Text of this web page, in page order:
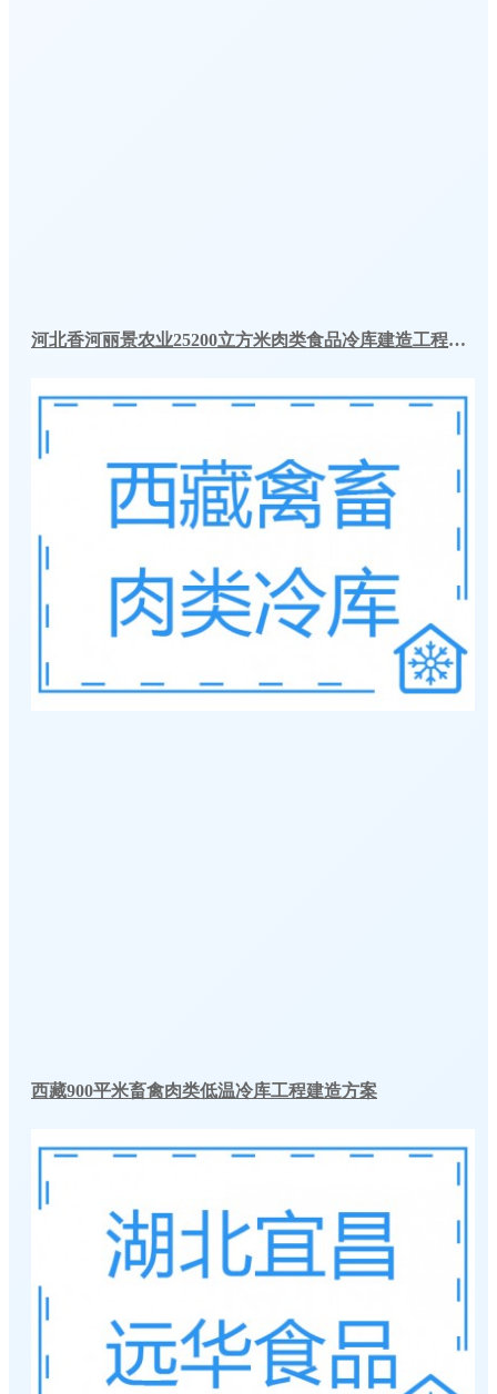
河北香河丽景农业25200立方米肉类食品冷库建造工程案例
西藏900平米畜禽肉类低温冷库工程建造方案